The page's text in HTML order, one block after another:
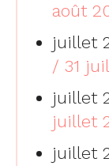
août
juillet
/ 31
juillet
juillet
juillet